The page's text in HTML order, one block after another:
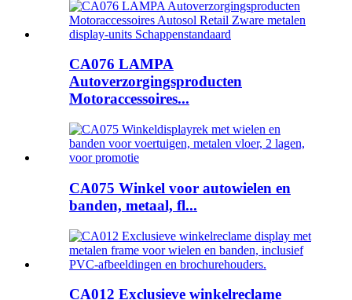
CA076 LAMPA
Autoverzorgingsproducten
Motoraccessoires...
CA075 Winkel voor autowielen en
banden, metaal, fl...
CA012 Exclusieve winkelreclame